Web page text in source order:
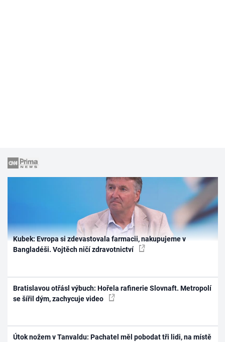
Kubek: Evropa si zdevastovala farmacii, nakupujeme v
Bangladéši. Vojtěch ničí zdravotnictví
Bratislavou otřásl výbuch: Hořela rafinerie Slovnaft. Metropolí
se šířil dým, zachycuje video
Útok nožem v Tanvaldu: Pachatel měl pobodat tři lidi, na místě